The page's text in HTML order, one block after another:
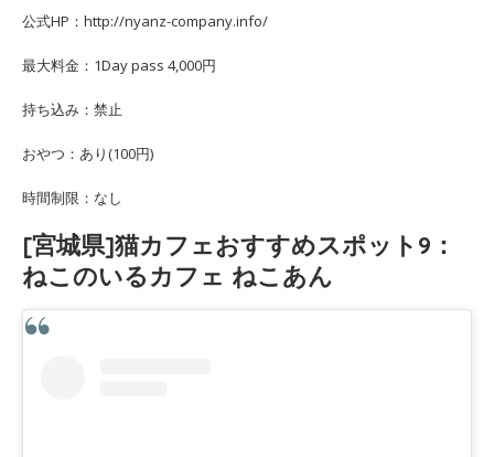
公式HP：http://nyanz-company.info/
最大料金：1Day pass 4,000円
持ち込み：禁止
おやつ：あり(100円)
時間制限：なし
[宮城県]猫カフェおすすめスポット9：
ねこのいるカフェ ねこあん